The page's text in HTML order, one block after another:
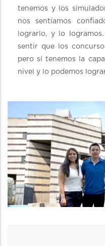
tenemos y los
nos sentíamos
lograrlo, y lo
sentir que los
pero sí tenemos la
nivel y lo podemos